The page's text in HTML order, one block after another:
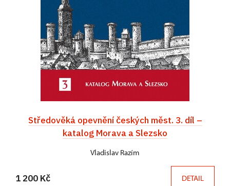
Středověká opevnění českých měst. 3. díl –
katalog Morava a Slezsko
Vladislav Razím
1 200 Kč DETAIL